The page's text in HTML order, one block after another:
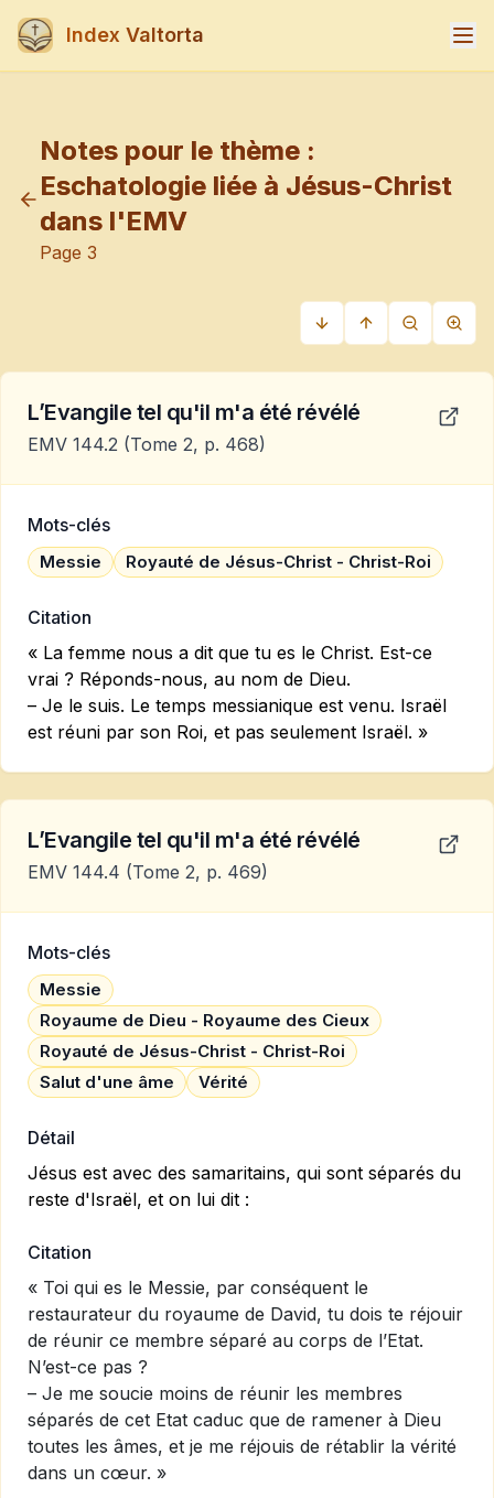
Index Valtorta
Notes pour le thème :
Eschatologie liée à Jésus-Christ
dans l'EMV
Page 3
L’Evangile tel qu'il m'a été révélé
EMV 144.2 (Tome 2, p. 468)
Mots-clés
Messie Royauté de Jésus-Christ - Christ-Roi
Citation
« La femme nous a dit que tu es le Christ. Est-ce
vrai ? Réponds-nous, au nom de Dieu.
– Je le suis. Le temps messianique est venu. Israël
est réuni par son Roi, et pas seulement Israël. »
L’Evangile tel qu'il m'a été révélé
EMV 144.4 (Tome 2, p. 469)
Mots-clés
Messie
Royaume de Dieu - Royaume des Cieux
Royauté de Jésus-Christ - Christ-Roi
Salut d'une âme
Vérité
Détail
Jésus est avec des samaritains, qui sont séparés du
reste d'Israël, et on lui dit :
Citation
« Toi qui es le Messie, par conséquent le
restaurateur du royaume de David, tu dois te réjouir
de réunir ce membre séparé au corps de l’Etat.
N’est-ce pas ?
– Je me soucie moins de réunir les membres
séparés de cet Etat caduc que de ramener à Dieu
toutes les âmes, et je me réjouis de rétablir la vérité
dans un cœur. »